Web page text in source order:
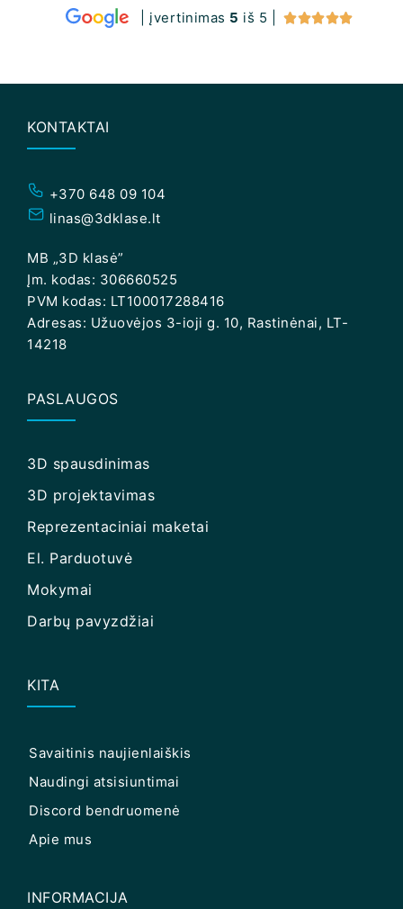
| įvertinimas 5 iš 5 | 
KONTAKTAI
+370 648 09 104
linas@3dklase.lt
MB „3D klasė”
Įm. kodas: 306660525
PVM kodas: LT100017288416
Adresas: Užuovėjos 3-ioji g. 10, Rastinėnai, LT-
14218
PASLAUGOS
3D spausdinimas
3D projektavimas
Reprezentaciniai maketai
El. Parduotuvė
Mokymai
Darbų pavyzdžiai
KITA
Savaitinis naujienlaiškis
Naudingi atsisiuntimai
Discord bendruomenė
Apie mus
INFORMACIJA